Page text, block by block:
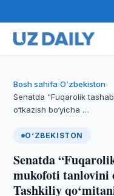
Bosh sahifa›O‘zbekiston›
Senatda “Fuqarolik
o‘tkazish bo‘yicha …
O‘ZBEKISTON
Senatda
mukofoti tanlovini
Tashkiliy